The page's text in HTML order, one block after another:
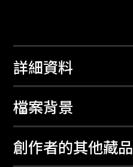
詳細資料
檔案背景
創作者的其他藏品